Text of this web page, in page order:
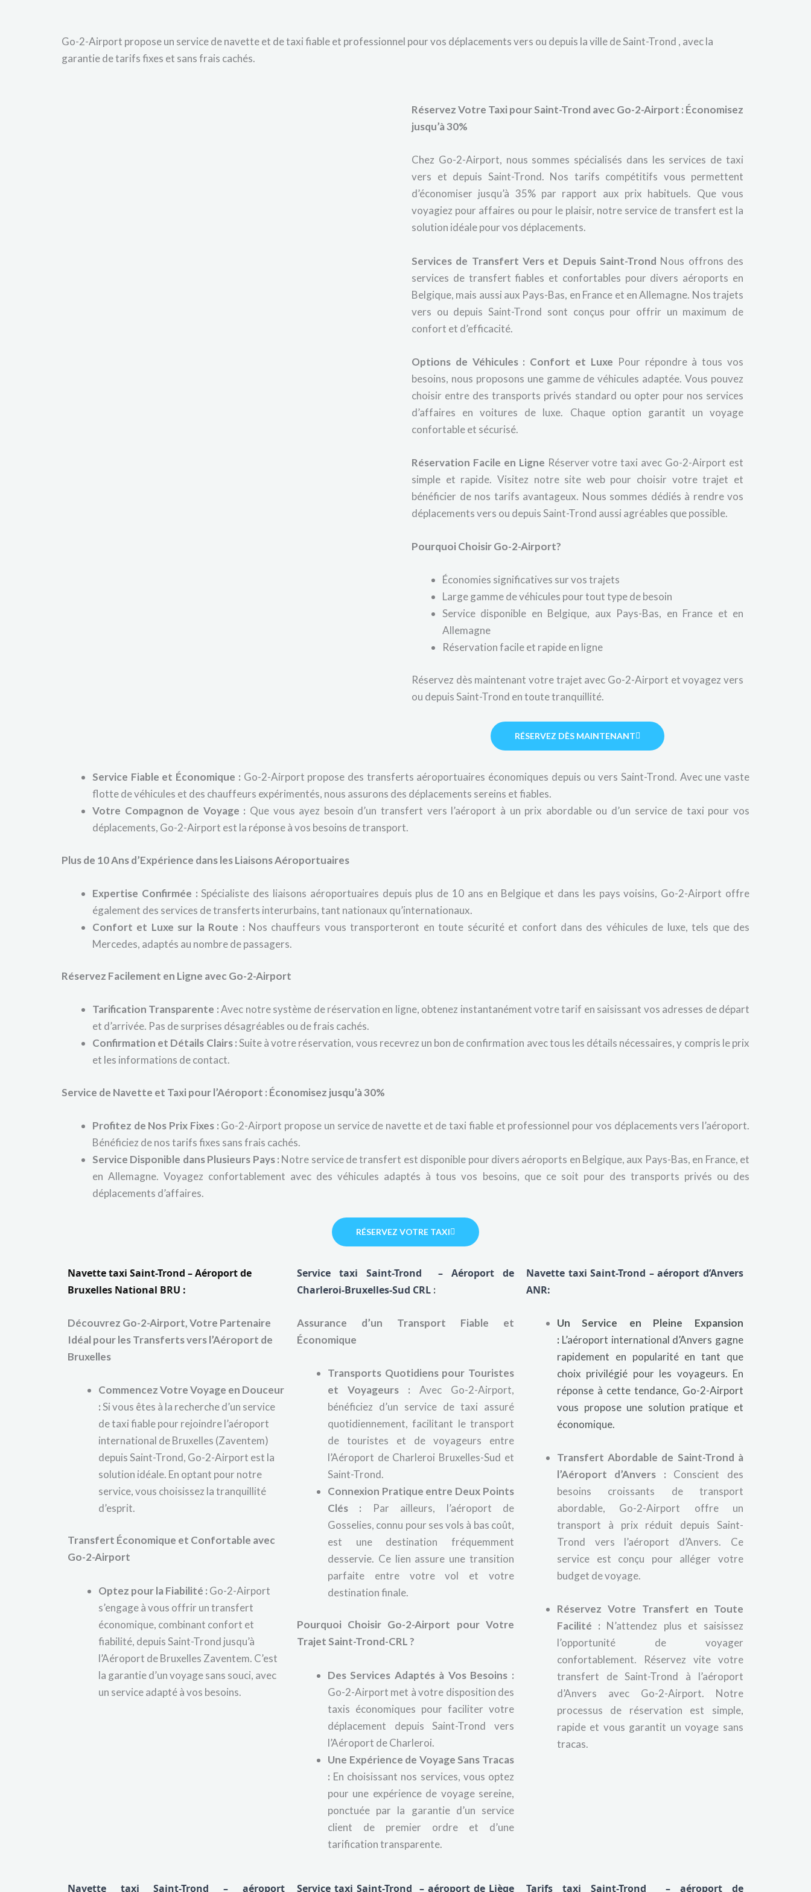
Go-2-Airport propose un service de navette et de taxi fiable et professionnel pour vos déplacements vers ou depuis la ville de Saint-Trond , avec la
garantie de tarifs fixes et sans frais cachés.
Réservez Votre Taxi pour Saint-Trond avec Go-2-Airport : Économisez
jusqu’à 30%
Chez Go-2-Airport, nous sommes spécialisés dans les services de taxi
vers et depuis Saint-Trond. Nos tarifs compétitifs vous permettent
d’économiser jusqu’à 35% par rapport aux prix habituels. Que vous
voyagiez pour affaires ou pour le plaisir, notre service de transfert est la
solution idéale pour vos déplacements.
Services de Transfert Vers et Depuis Saint-Trond Nous offrons des
services de transfert fiables et confortables pour divers aéroports en
Belgique, mais aussi aux Pays-Bas, en France et en Allemagne. Nos trajets
vers ou depuis Saint-Trond sont conçus pour offrir un maximum de
confort et d’efficacité.
Options de Véhicules : Confort et Luxe Pour répondre à tous vos
besoins, nous proposons une gamme de véhicules adaptée. Vous pouvez
choisir entre des transports privés standard ou opter pour nos services
d’affaires en voitures de luxe. Chaque option garantit un voyage
confortable et sécurisé.
Réservation Facile en Ligne Réserver votre taxi avec Go-2-Airport est
simple et rapide. Visitez notre site web pour choisir votre trajet et
bénéficier de nos tarifs avantageux. Nous sommes dédiés à rendre vos
déplacements vers ou depuis Saint-Trond aussi agréables que possible.
Pourquoi Choisir Go-2-Airport?
Économies significatives sur vos trajets
Large gamme de véhicules pour tout type de besoin
Service disponible en Belgique, aux Pays-Bas, en France et en
Allemagne
Réservation facile et rapide en ligne
Réservez dès maintenant votre trajet avec Go-2-Airport et voyagez vers
ou depuis Saint-Trond en toute tranquillité.
RÉSERVEZ DÈS MAINTENANT
Service Fiable et Économique : Go-2-Airport propose des transferts aéroportuaires économiques depuis ou vers Saint-Trond. Avec une vaste
flotte de véhicules et des chauffeurs expérimentés, nous assurons des déplacements sereins et fiables.
Votre Compagnon de Voyage : Que vous ayez besoin d’un transfert vers l’aéroport à un prix abordable ou d’un service de taxi pour vos
déplacements, Go-2-Airport est la réponse à vos besoins de transport.
Plus de 10 Ans d’Expérience dans les Liaisons Aéroportuaires
Expertise Confirmée : Spécialiste des liaisons aéroportuaires depuis plus de 10 ans en Belgique et dans les pays voisins, Go-2-Airport offre
également des services de transferts interurbains, tant nationaux qu’internationaux.
Confort et Luxe sur la Route : Nos chauffeurs vous transporteront en toute sécurité et confort dans des véhicules de luxe, tels que des
Mercedes, adaptés au nombre de passagers.
Réservez Facilement en Ligne avec Go-2-Airport
Tarification Transparente :Avec notre système de réservation en ligne, obtenez instantanément votre tarif en saisissant vos adresses de départ
et d’arrivée. Pas de surprises désagréables ou de frais cachés.
Confirmation et Détails Clairs :Suite à votre réservation, vous recevrez un bon de confirmation avec tous les détails nécessaires, y compris le prix
et les informations de contact.
Service de Navette et Taxi pour l’Aéroport : Économisez jusqu’à 30%
Profitez de Nos Prix Fixes : Go-2-Airport propose un service de navette et de taxi fiable et professionnel pour vos déplacements vers l’aéroport.
Bénéficiez de nos tarifs fixes sans frais cachés.
Service Disponible dans Plusieurs Pays : Notre service de transfert est disponible pour divers aéroports en Belgique, aux Pays-Bas, en France, et
en Allemagne. Voyagez confortablement avec des véhicules adaptés à tous vos besoins, que ce soit pour des transports privés ou des
déplacements d’affaires.
RÉSERVEZ VOTRE TAXI
Navette taxi Saint-Trond – Aéroport de
Bruxelles National BRU :
Découvrez Go-2-Airport, Votre Partenaire
Idéal pour les Transferts vers l’Aéroport de
Bruxelles
Commencez Votre Voyage en Douceur
:Si vous êtes à la recherche d’un service
de taxi fiable pour rejoindre l’aéroport
international de Bruxelles (Zaventem)
depuis Saint-Trond, Go-2-Airport est la
solution idéale. En optant pour notre
service, vous choisissez la tranquillité
d’esprit.
Transfert Économique et Confortable avec
Go-2-Airport
Optez pour la Fiabilité : Go-2-Airport
s’engage à vous offrir un transfert
économique, combinant confort et
fiabilité, depuis Saint-Trond jusqu’à
l’Aéroport de Bruxelles Zaventem. C’est
la garantie d’un voyage sans souci, avec
un service adapté à vos besoins.
Service taxi Saint-Trond – Aéroport de
Charleroi-Bruxelles-Sud CRL :
Assurance d’un Transport Fiable et
Économique
Transports Quotidiens pour Touristes
et Voyageurs : Avec Go-2-Airport,
bénéficiez d’un service de taxi assuré
quotidiennement, facilitant le transport
de touristes et de voyageurs entre
l’Aéroport de Charleroi Bruxelles-Sud et
Saint-Trond.
Connexion Pratique entre Deux Points
Clés : Par ailleurs, l’aéroport de
Gosselies, connu pour ses vols à bas coût,
est une destination fréquemment
desservie. Ce lien assure une transition
parfaite entre votre vol et votre
destination finale.
Pourquoi Choisir Go-2-Airport pour Votre
Trajet Saint-Trond-CRL ?
Des Services Adaptés à Vos Besoins :
Go-2-Airport met à votre disposition des
taxis économiques pour faciliter votre
déplacement depuis Saint-Trond vers
l’Aéroport de Charleroi.
Une Expérience de Voyage Sans Tracas
: En choisissant nos services, vous optez
pour une expérience de voyage sereine,
ponctuée par la garantie d’un service
client de premier ordre et d’une
tarification transparente.
Navette taxi Saint-Trond – aéroport d’Anvers
ANR:
Un Service en Pleine Expansion
: L’aéroport international d’Anvers gagne
rapidement en popularité en tant que
choix privilégié pour les voyageurs. En
réponse à cette tendance, Go-2-Airport
vous propose une solution pratique et
économique.
Transfert Abordable de Saint-Trond à
l’Aéroport d’Anvers : Conscient des
besoins croissants de transport
abordable, Go-2-Airport offre un
transport à prix réduit depuis Saint-
Trond vers l’aéroport d’Anvers. Ce
service est conçu pour alléger votre
budget de voyage.
Réservez Votre Transfert en Toute
Facilité : N’attendez plus et saisissez
l’opportunité de voyager
confortablement. Réservez vite votre
transfert de Saint-Trond à l’aéroport
d’Anvers avec Go-2-Airport. Notre
processus de réservation est simple,
rapide et vous garantit un voyage sans
tracas.
Navette taxi Saint-Trond – aéroport Service taxi Saint-Trond – aéroport de Liège Tarifs taxi Saint-Trond – aéroport de